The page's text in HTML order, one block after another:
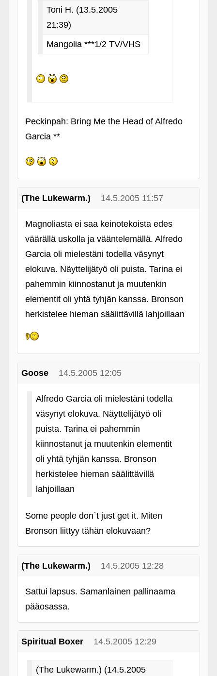
Toni H. (13.5.2005
21:39)
Mangolia ***1/2 TV/VHS
Peckinpah: Bring Me the Head of Alfredo
Garcia **
(The Lukewarm.) 14.5.2005 11:57
Magnoliasta ei saa keinotekoista edes
väärällä uskolla ja vääntelemällä. Alfredo
Garcia oli mielestäni todella väsynyt
elokuva. Näyttelijätyö oli puista. Tarina ei
pahemmin kiinnostanut ja muutenkin
elementit oli yhtä tyhjän kanssa. Bronson
herkistelee hieman säälittävillä lahjoillaan
Goose 14.5.2005 12:05
Alfredo Garcia oli mielestäni todella
väsynyt elokuva. Näyttelijätyö oli
puista. Tarina ei pahemmin
kiinnostanut ja muutenkin elementit
oli yhtä tyhjän kanssa. Bronson
herkistelee hieman säälittävillä
lahjoillaan
Some people don`t just get it. Miten
Bronson liittyy tähän elokuvaan?
(The Lukewarm.) 14.5.2005 12:28
Sattui lapsus. Samanlainen pallinaama
pääosassa.
Spiritual Boxer 14.5.2005 12:29
(The Lukewarm.) (14.5.2005